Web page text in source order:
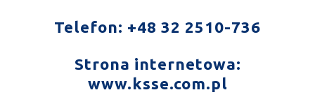
Telefon: +48 32 2510-736
Strona internetowa:
www.ksse.com.pl